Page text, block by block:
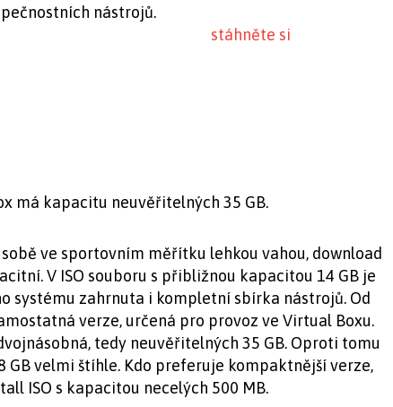
nástrojů.
stáhněte si
má kapacitu neuvěřitelných 35 GB.
ve sportovním měřítku lehkou vahou, download
V ISO souboru s přibližnou kapacitou 14 GB je
systému zahrnuta i kompletní sbírka nástrojů. Od
verze, určená pro provoz ve Virtual Boxu.
tedy neuvěřitelných 35 GB. Oproti tomu
GB velmi štíhle. Kdo preferuje kompaktnější verze,
ISO s kapacitou necelých 500 MB.